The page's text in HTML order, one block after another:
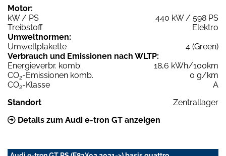
Motor:
kW / PS
440 kW / 598 PS
Treibstoff
Elektro
Umweltnormen:
Umweltplakette
4 (Green)
Verbrauch und Emissionen nach WLTP:
Energieverbr. komb.
18,6 kWh/100km
CO2-Emissionen komb.
0 g/km
CO2-Klasse
A
Standort
Zentrallager
Details zum Audi e-tron GT anzeigen